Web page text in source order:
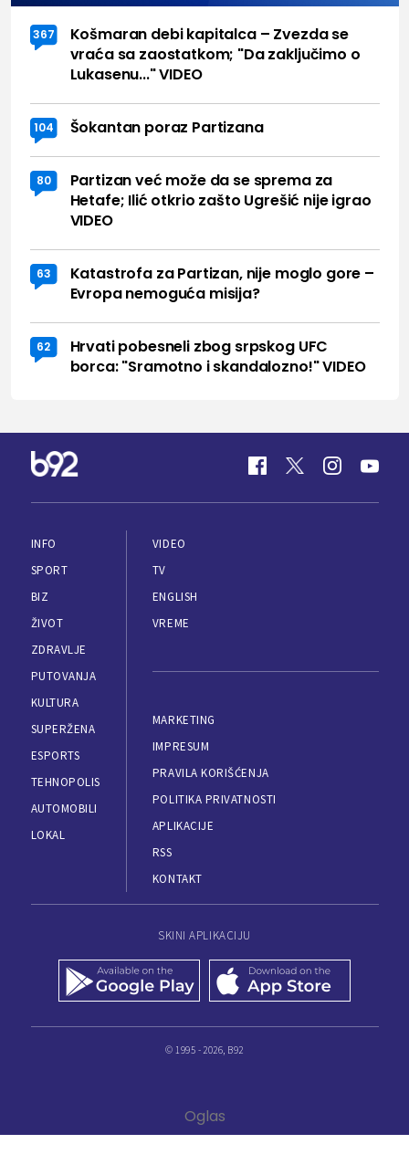
367
Košmaran debi kapitalca – Zvezda se
vraća sa zaostatkom; "Da zaključimo o
Lukasenu..." VIDEO
104 Šokantan poraz Partizana
80
Partizan već može da se sprema za
Hetafe; Ilić otkrio zašto Ugrešić nije igrao
VIDEO
63
Katastrofa za Partizan, nije moglo gore –
Evropa nemoguća misija?
62
Hrvati pobesneli zbog srpskog UFC
borca: "Sramotno i skandalozno!" VIDEO
INFO
SPORT
BIZ
ŽIVOT
ZDRAVLJE
PUTOVANJA
KULTURA
SUPERŽENA
ESPORTS
TEHNOPOLIS
AUTOMOBILI
LOKAL
VIDEO
TV
ENGLISH
VREME
MARKETING
IMPRESUM
PRAVILA KORIŠĆENJA
POLITIKA PRIVATNOSTI
APLIKACIJE
RSS
KONTAKT
SKINI APLIKACIJU
© 1995 - 2026, B92